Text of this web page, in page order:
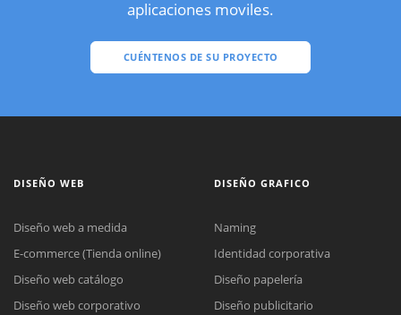
aplicaciones moviles.
CUÉNTENOS DE SU PROYECTO
DISEÑO WEB
Diseño web a medida
E-commerce (Tienda online)
Diseño web catálogo
Diseño web corporativo
DISEÑO GRAFICO
Naming
Identidad corporativa
Diseño papelería
Diseño publicitario